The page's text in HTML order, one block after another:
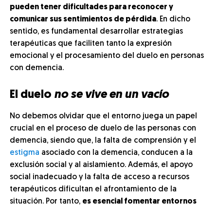
pueden tener dificultades para reconocer y
comunicar sus sentimientos de pérdida. En dicho
sentido, es fundamental desarrollar estrategias
terapéuticas que faciliten tanto la expresión
emocional y el procesamiento del duelo en personas
con demencia.
El duelo no se vive en un vacío
No debemos olvidar que el entorno juega un papel
crucial en el proceso de duelo de las personas con
demencia, siendo que, la falta de comprensión y el
estigma asociado con la demencia, conducen a la
exclusión social y al aislamiento. Además, el apoyo
social inadecuado y la falta de acceso a recursos
terapéuticos dificultan el afrontamiento de la
situación. Por tanto, es esencial fomentar entornos